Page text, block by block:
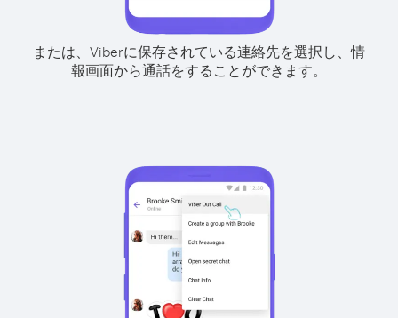
または、Viberに保存されている連絡先を選択し、情
報画面から通話をすることができます。